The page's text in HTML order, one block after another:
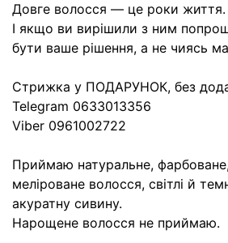
Довге волосся — це роки життя.
І якщо ви вирішили з ним
бути ваше рішення, а не чиясь
Стрижка у ПОДАРУНОК, без
Telegram 0633013356
Viber 0961002722
Приймаю натуральне,
меліроване волосся, світлі й
акуратну сивину.
Нарощене волосся не приймаю.